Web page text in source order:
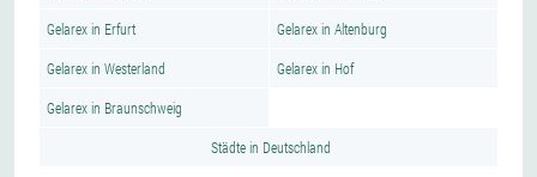
Gelarex in Erfurt Gelarex in Altenburg
Gelarex in Westerland Gelarex in Hof
Gelarex in Braunschweig
Städte in Deutschland